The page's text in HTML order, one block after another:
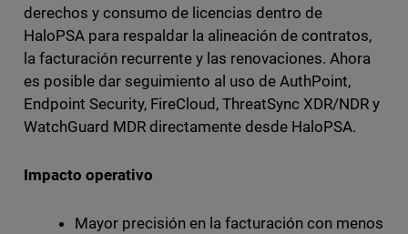
derechos y consumo de licencias dentro de
HaloPSA para respaldar la alineación de contratos,
la facturación recurrente y las renovaciones. Ahora
es posible dar seguimiento al uso de AuthPoint,
Endpoint Security, FireCloud, ThreatSync XDR/NDR y
WatchGuard MDR directamente desde HaloPSA.
Impacto operativo
Mayor precisión en la facturación con menos